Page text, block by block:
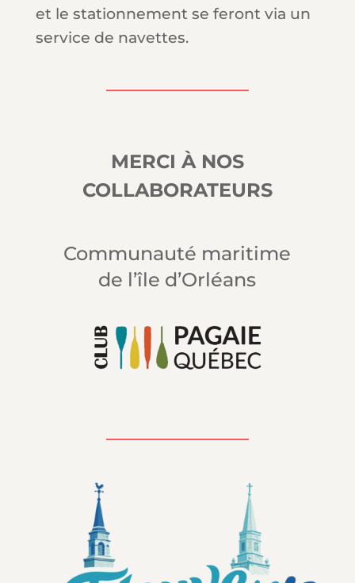
et le stationnement se feront via un
service de navettes.
MERCI À NOS
COLLABORATEURS
Communauté maritime
de l’île d’Orléans